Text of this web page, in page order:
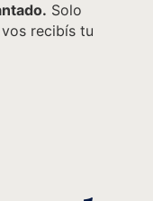
Solo
recibís tu